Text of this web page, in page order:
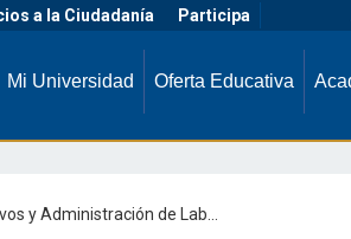
a la Ciudadanía Participa
Mi Universidad Oferta Educativa
Administración de Laboratorios